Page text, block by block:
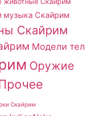
музыка Скайрим
Скайрим
Модели тел
Оружие
Скайрим